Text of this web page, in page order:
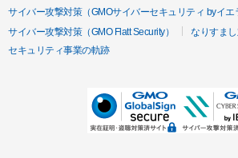
サイバー攻撃対策（GMOサイバーセキュリティ byイエ
サイバー攻撃対策（GMO Flatt Security）
なりすま
セキュリティ事業の軌跡